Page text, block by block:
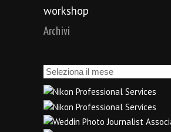
workshop
Archivi
Archivi